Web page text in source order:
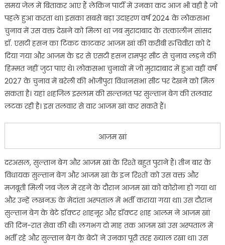
समय जेल में बिताकर आए हैं लेकिन पार्टी में उनका कद आज भी वही है जो
पहले हुआ करता था। इसका सबसे बड़ा उदाहरण वर्ष 2024 के लोकसभा
चुनाव में उस वक्त देखने को मिला था जब मुरादाबाद के तत्कालीन सांसद
डॉ. एसटी हसन का टिकट काटकर आजम खां की करीबी रुचिवीरा को दे
दिया गया और आजम के डर से एसटी हसन रामपुर सीट से चुनाव लड़ने की
हिम्मत नहीं जुटा पाए थे। लोकसभा चुनावों में जो मुरादाबाद में हुआ वहीं वर्ष
2027 के चुनाव में बरेली की भोजीपुरा विधानसभा सीट पर देखने को मिल
सकता है। यहां शहजिल इस्लाम की सल्तनत पर सुल्तान बेग की तलवार
लटक रही है। इस तलवार से वार आजम खां कर सकते हैं।
आजम खां
दरअसल, सुल्तान बेग और आजम खां के रिश्ते बहुत पुराने हैं। तीन बार के
विधायक सुल्तान बेग और आजम खां के इन रिश्तों को उस वक्त और
मजबूती मिली जब जेल में रहने के दौरान आजम खां को कोरोना हो गया था
और उन्हें लखनऊ के मेदांता अस्पताल में भर्ती कराया गया था। उस दौरान
सुल्तान बेग के बेटे डॉक्टर शाहनूर और डॉक्टर शाह आलम ने आजम खां
की दिन-रात सेवा की थी। लगभग दो माह तक आजम खां उस अस्पताल में
भर्ती रहे और सुल्तान बेग के बेटों ने उनका पूरी तरह ख्याल रखा था। उस